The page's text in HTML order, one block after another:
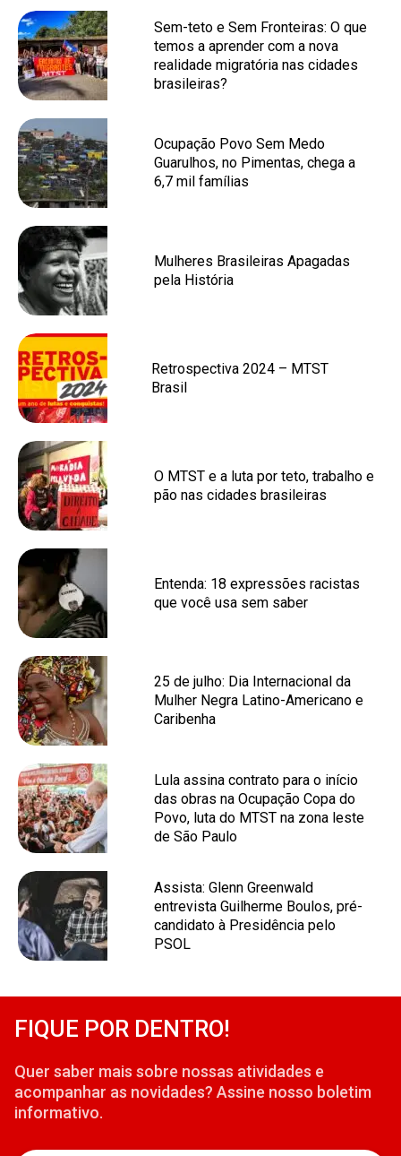
Sem-teto e Sem Fronteiras: O que
temos a aprender com a nova
realidade migratória nas cidades
brasileiras?
Ocupação Povo Sem Medo
Guarulhos, no Pimentas, chega a
6,7 mil famílias
Mulheres Brasileiras Apagadas
pela História
Retrospectiva 2024 – MTST
Brasil
O MTST e a luta por teto, trabalho e
pão nas cidades brasileiras
Entenda: 18 expressões racistas
que você usa sem saber
25 de julho: Dia Internacional da
Mulher Negra Latino-Americano e
Caribenha
Lula assina contrato para o início
das obras na Ocupação Copa do
Povo, luta do MTST na zona leste
de São Paulo
Assista: Glenn Greenwald
entrevista Guilherme Boulos, pré-
candidato à Presidência pelo
PSOL
FIQUE POR DENTRO!
Quer saber mais sobre nossas atividades e
acompanhar as novidades? Assine nosso boletim
informativo.